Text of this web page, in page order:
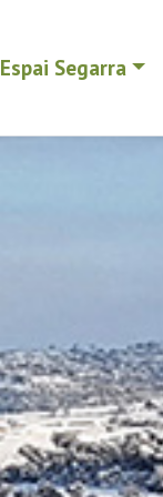
Espai Segarra